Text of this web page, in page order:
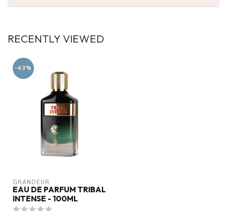
RECENTLY VIEWED
-43%
GRANDEUR
EAU DE PARFUM TRIBAL
INTENSE - 100ML